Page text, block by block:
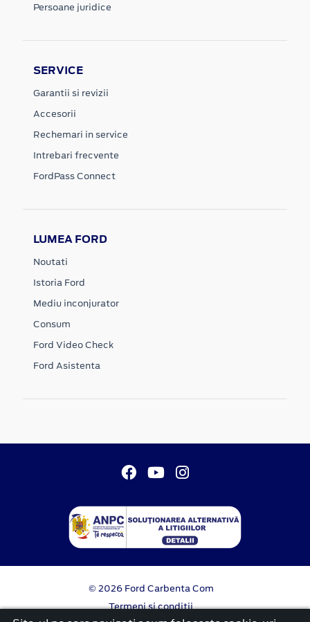
Persoane juridice
SERVICE
Garantii si revizii
Accesorii
Rechemari in service
Intrebari frecvente
FordPass Connect
LUMEA FORD
Noutati
Istoria Ford
Mediu inconjurator
Consum
Ford Video Check
Ford Asistenta
© 2026 Ford Carbenta Com
Termeni si conditii
Confidentialitate